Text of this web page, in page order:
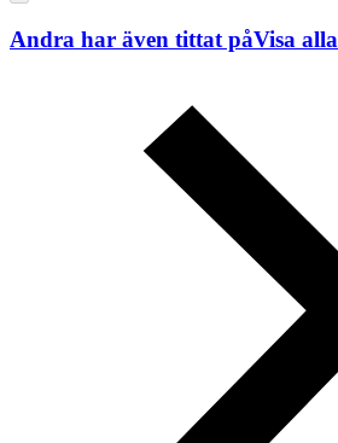
Andra har även tittat påVisa alla